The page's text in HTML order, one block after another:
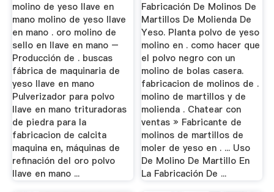
molino de yeso llave en
mano molino de yeso llave
en mano . oro molino de
sello en llave en mano –
Producción de . buscas
fábrica de maquinaria de
yeso llave en mano
Pulverizador para polvo
llave en mano trituradoras
de piedra para la
fabricacion de calcita
maquina en, máquinas de
refinación del oro polvo
llave en mano ...
Fabricación De Molinos De
Martillos De Molienda De
Yeso. Planta polvo de yeso
molino en . como hacer que
el polvo negro con un
molino de bolas casera.
fabricacion de molinos de .
molino de martillos y de
molienda . Chatear con
ventas » Fabricante de
molinos de martillos de
moler de yeso en . ... Uso
De Molino De Martillo En
La Fabricación De ...